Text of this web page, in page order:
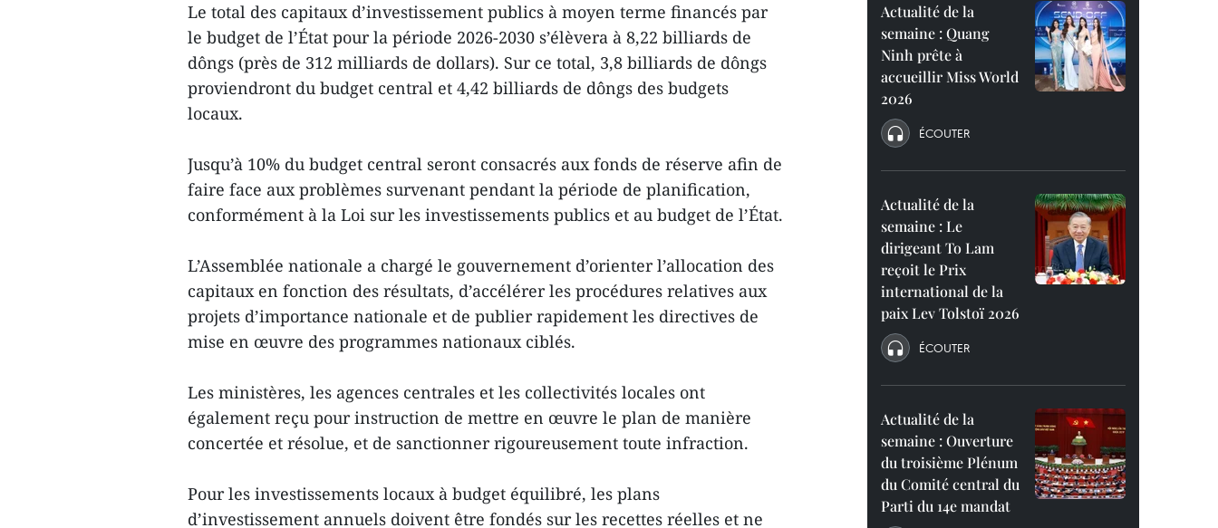
Le total des capitaux d’investissement publics à moyen terme financés par
le budget de l’État pour la période 2026-2030 s’élèvera à 8,22 billiards de
dôngs (près de 312 milliards de dollars). Sur ce total, 3,8 billiards de dôngs
proviendront du budget central et 4,42 billiards de dôngs des budgets
locaux.
Jusqu’à 10% du budget central seront consacrés aux fonds de réserve afin de
faire face aux problèmes survenant pendant la période de planification,
conformément à la Loi sur les investissements publics et au budget de l’État.
L’Assemblée nationale a chargé le gouvernement d’orienter l’allocation des
capitaux en fonction des résultats, d’accélérer les procédures relatives aux
projets d’importance nationale et de publier rapidement les directives de
mise en œuvre des programmes nationaux ciblés.
Les ministères, les agences centrales et les collectivités locales ont
également reçu pour instruction de mettre en œuvre le plan de manière
concertée et résolue, et de sanctionner rigoureusement toute infraction.
Pour les investissements locaux à budget équilibré, les plans
d’investissement annuels doivent être fondés sur les recettes réelles et ne
Actualité de la
semaine : Quang
Ninh prête à
accueillir Miss World
2026
ÉCOUTER
Actualité de la
semaine : Le
dirigeant To Lam
reçoit le Prix
international de la
paix Lev Tolstoï 2026
ÉCOUTER
Actualité de la
semaine : Ouverture
du troisième Plénum
du Comité central du
Parti du 14e mandat